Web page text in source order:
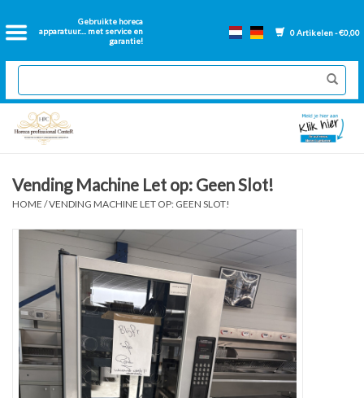
Gebruikte horeca
apparatuur.... met service en
garantie!
0 Artikelen - €0,00
Home
2dehands Horeca
Nieuwe apparatuur
GN Bakken
Onderdelen bakwanden
Ventilatie kanalen
Over ons
Vending Machine Let op: Geen Slot!
HOME /VENDING MACHINE LET OP: GEEN SLOT!